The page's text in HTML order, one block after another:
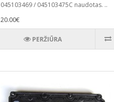
045103469 / 045103475C naudotas. ..
20.00€
PERŽIŪRA